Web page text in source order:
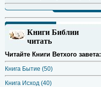
Книги Библии
читать
Читайте Книги Ветхого завета:
Книга Бытие (50)
Книга Исход (40)